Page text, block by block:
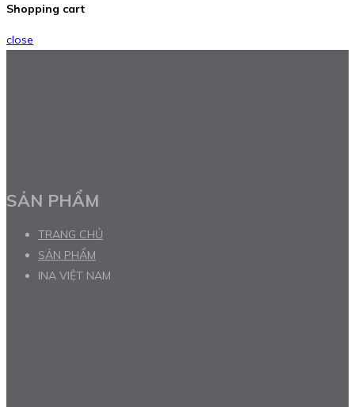
Shopping cart
close
SẢN PHẨM
TRANG CHỦ
SẢN PHẨM
INA VIỆT NAM